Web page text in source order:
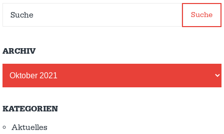
Suche
ARCHIV
KATEGORIEN
Aktuelles